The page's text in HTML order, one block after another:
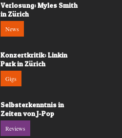
Verlosung: Myles Smith
in Zürich
News
Konzertkritik: Linkin
Park in Zürich
Gigs
Selbsterkenntnis in
Zeiten von J-Pop
Reviews